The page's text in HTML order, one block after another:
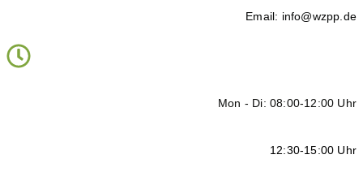
Email: info@wzpp.de
Mon - Di: 08:00-12:00 Uhr
12:30-15:00 Uhr